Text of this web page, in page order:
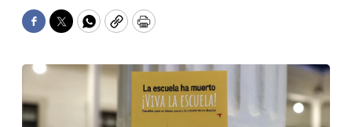
Facebook
TwitterWhatsApp
CopyPrint